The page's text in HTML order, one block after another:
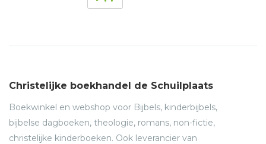
Christelijke boekhandel de Schuilplaats
Boekwinkel en webshop voor Bijbels, kinderbijbels,
bijbelse dagboeken, theologie, romans, non-fictie,
christelijke kinderboeken. Ook leverancier van